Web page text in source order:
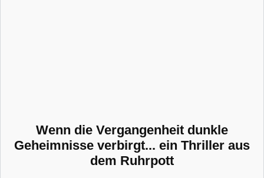
Wenn die Vergangenheit dunkle
Geheimnisse verbirgt... ein Thriller aus
dem Ruhrpott